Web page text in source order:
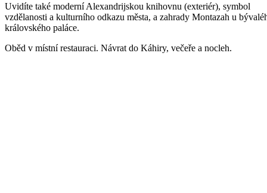
Uvidíte také moderní Alexandrijskou knihovnu (exteriér), symbol
vzdělanosti a kulturního odkazu města, a zahrady Montazah u
královského paláce.
Oběd v místní restauraci. Návrat do Káhiry, večeře a nocleh.